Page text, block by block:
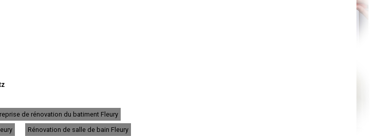
de rénovation du batiment Fleury
Rénovation de salle de bain Fleury